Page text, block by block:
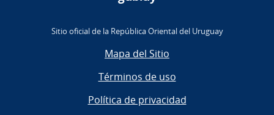
Sitio oficial de la República Oriental del Uruguay
Mapa del Sitio
Términos de uso
Política de privacidad